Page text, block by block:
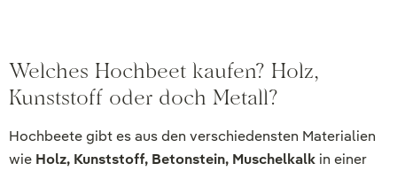
Welches Hochbeet kaufen? Holz,
Kunststoff oder doch Metall?
Hochbeete gibt es aus den verschiedensten Materialien
wie Holz, Kunststoff, Betonstein, Muschelkalk in einer